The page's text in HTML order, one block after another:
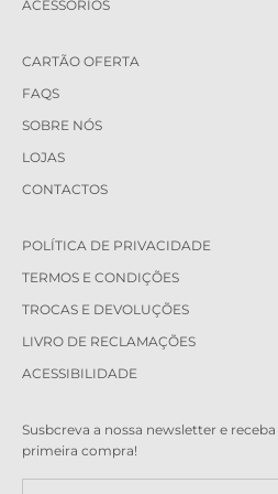
ACESSÓRIOS
CARTÃO OFERTA
FAQS
SOBRE NÓS
LOJAS
CONTACTOS
POLÍTICA DE PRIVACIDADE
TERMOS E CONDIÇÕES
TROCAS E DEVOLUÇÕES
LIVRO DE RECLAMAÇÕES
ACESSIBILIDADE
Susbcreva a nossa newsletter e receba
primeira compra!